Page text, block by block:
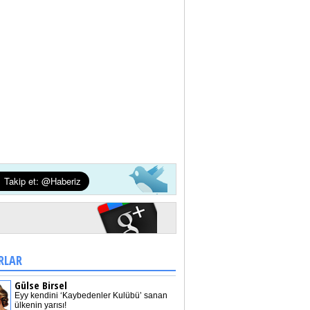
Gülse Birsel
Eyy kendini ‘Kaybedenler Kulübü’ sanan
ülkenin yarısı!